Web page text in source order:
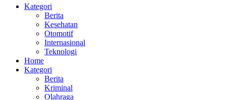
Kategori
Berita
Kesehatan
Otomotif
Internasional
Teknologi
Home
Kategori
Berita
Kriminal
Olahraga